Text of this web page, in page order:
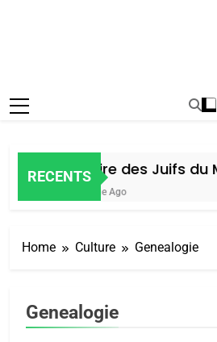
RECENTS
Histoire des Juifs du
1 Semaine Ago
Home Culture Genealogie
Genealogie